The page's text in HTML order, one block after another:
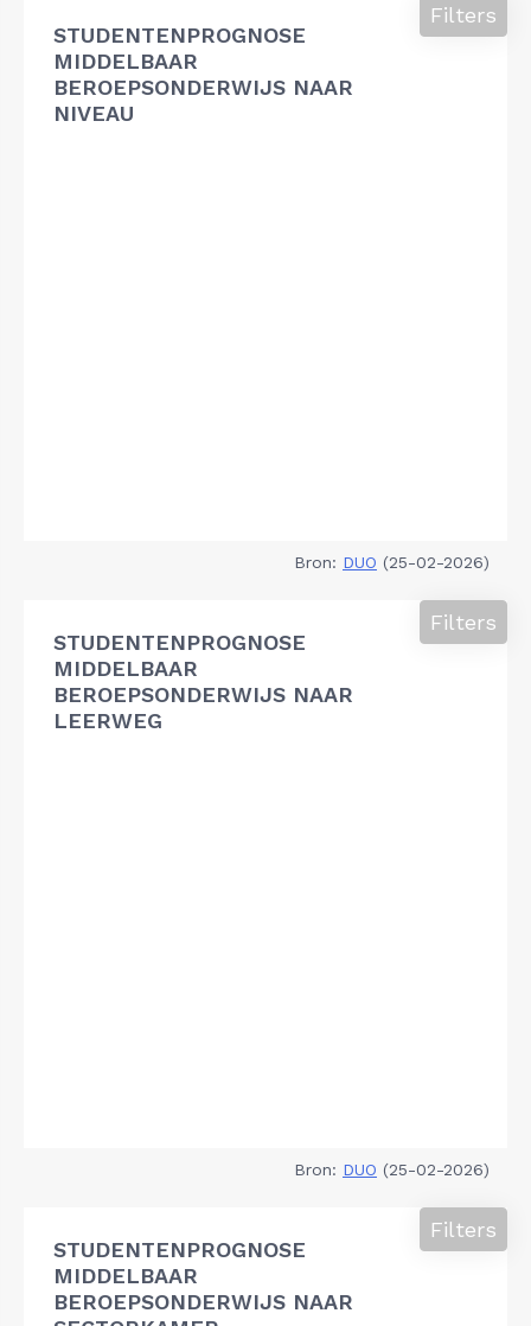
STUDENTENPROGNOSE
MIDDELBAAR
BEROEPSONDERWIJS NAAR
NIVEAU
Filters
Bron: DUO (25-02-2026)
STUDENTENPROGNOSE
MIDDELBAAR
BEROEPSONDERWIJS NAAR
LEERWEG
Filters
Bron: DUO (25-02-2026)
STUDENTENPROGNOSE
MIDDELBAAR
BEROEPSONDERWIJS NAAR
Filters